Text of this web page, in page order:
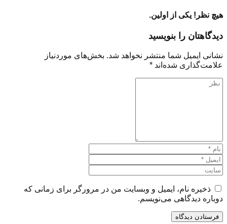
هیچ نظر! یکی از اولین.
دیدگاهتان را بنویسید
نشانی ایمیل شما منتشر نخواهد شد. بخش‌های موردنیاز
علامت‌گذاری شده‌اند *
ذخیره نام، ایمیل و وبسایت من در مرورگر برای زمانی که
دوباره دیدگاهی می‌نویسم.